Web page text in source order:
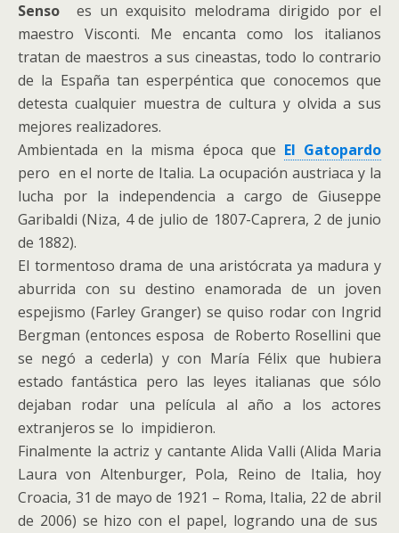
Senso
es un exquisito melodrama dirigido por el
maestro Visconti. Me encanta como los italianos
tratan de maestros a sus cineastas, todo lo contrario
de la España tan esperpéntica que conocemos que
detesta cualquier muestra de cultura y olvida a sus
mejores realizadores.
Ambientada en la misma época que El Gatopardo
pero en el norte de Italia. La ocupación austriaca y la
lucha por la independencia a cargo de Giuseppe
Garibaldi (Niza, 4 de julio de 1807-Caprera, 2 de junio
de 1882).
El tormentoso drama de una aristócrata ya madura y
aburrida con su destino enamorada de un joven
espejismo (Farley Granger) se quiso rodar con Ingrid
Bergman (entonces esposa de Roberto Rosellini que
se negó a cederla) y con María Félix que hubiera
estado fantástica pero las leyes italianas que sólo
dejaban rodar una película al año a los actores
extranjeros se lo impidieron.
Finalmente la actriz y cantante Alida Valli (Alida Maria
Laura von Altenburger, Pola, Reino de Italia, hoy
Croacia, 31 de mayo de 1921 – Roma, Italia, 22 de abril
de 2006) se hizo con el papel, logrando una de sus